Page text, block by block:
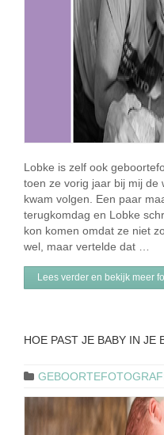
Lobke is zelf ook
toen ze vorig jaar bij mij de
kwam volgen. Een paar
terugkomdag en Lobke
kon komen omdat ze niet
wel, maar vertelde dat …
Lees verder en bekijk meer
HOE PAST JE BABY IN JE